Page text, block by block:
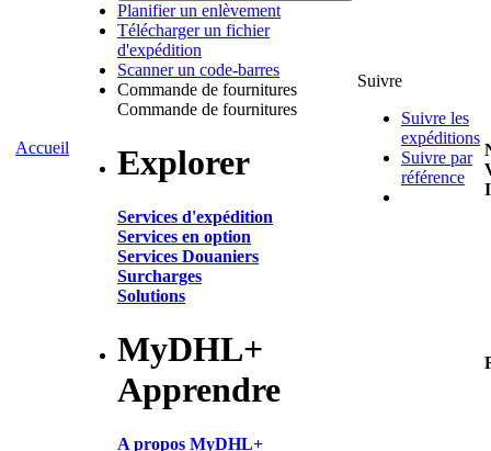
Accueil
Planifier un enlèvement
Télécharger un fichier
d'expédition
Scanner un code-barres
Commande de fournitures
Commande de fournitures
Explorer
Services d'expédition
Services en option
Services Douaniers
Surcharges
Solutions
MyDHL+
Apprendre
A propos MyDHL+
Suivre
Suivre les
expéditions
Suivre par
référence